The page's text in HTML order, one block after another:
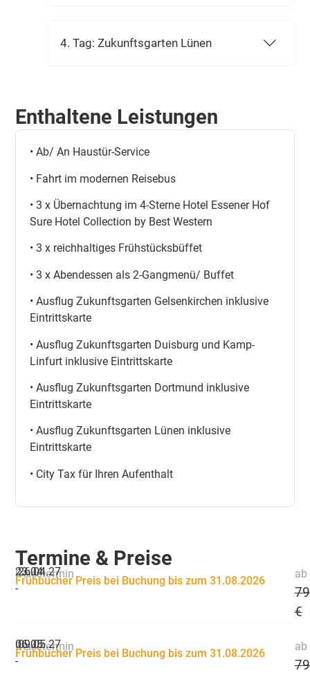
4. Tag: Zukunftsgarten Lünen
Enthaltene Leistungen
• Ab/ An Haustür-Service
• Fahrt im modernen Reisebus
• 3 x Übernachtung im 4-Sterne Hotel Essener Hof
Sure Hotel Collection by Best Western
• 3 x reichhaltiges Frühstücksbüffet
• 3 x Abendessen als 2-Gangmenü/ Buffet
• Ausflug Zukunftsgarten Gelsenkirchen inklusive
Eintrittskarte
• Ausflug Zukunftsgarten Duisburg und Kamp-
Linfurt inklusive Eintrittskarte
• Ausflug Zukunftsgarten Dortmund inklusive
Eintrittskarte
• Ausflug Zukunftsgarten Lünen inklusive
Eintrittskarte
• City Tax für Ihren Aufenthalt
Termine & Preise
Reisetermin
23.04.
-
26.04.27
Frühbucher Preis bei Buchung bis zum 31.08.2026
ab
€
Reisetermin
06.05.
-
09.05.27
Frühbucher Preis bei Buchung bis zum 31.08.2026
ab